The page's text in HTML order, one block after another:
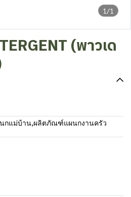
1/1
(พาวเด
กแม่บ้าน,ผลิตภัณฑ์แผนกงานครัว